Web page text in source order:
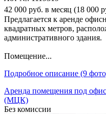
42 000 руб. в месяц (18 000
Предлагается к аренде
квадратных метров,­
административного здания.
Помещение...
Подробное описание (9
Аренда помещения под
(МЦК)
Без комиссии